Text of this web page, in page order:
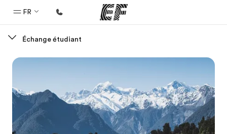
FR
Bienvenue chez EF
Programmes
Nos offres
Bureaux
Échange étudiant